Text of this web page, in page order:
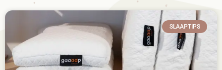
SLAAPTIPS